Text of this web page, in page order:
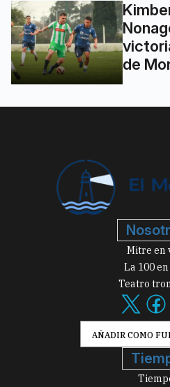
de
Mitre en
La 100
Teatro
AÑADIR COMO